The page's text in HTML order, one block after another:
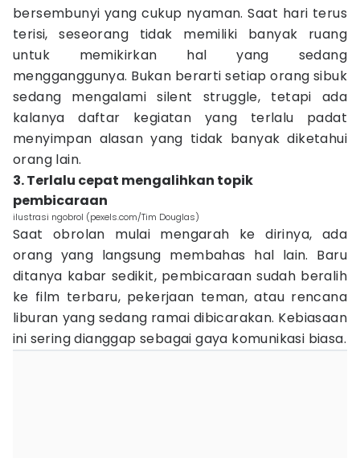
bersembunyi yang cukup nyaman. Saat hari terus
terisi, seseorang tidak memiliki banyak ruang
untuk memikirkan hal yang sedang
mengganggunya. Bukan berarti setiap orang sibuk
sedang mengalami silent struggle, tetapi ada
kalanya daftar kegiatan yang terlalu padat
menyimpan alasan yang tidak banyak diketahui
orang lain.
3. Terlalu cepat mengalihkan topik
pembicaraan
ilustrasi ngobrol (pexels.com/Tim Douglas)
Saat obrolan mulai mengarah ke dirinya, ada
orang yang langsung membahas hal lain. Baru
ditanya kabar sedikit, pembicaraan sudah beralih
ke film terbaru, pekerjaan teman, atau rencana
liburan yang sedang ramai dibicarakan. Kebiasaan
ini sering dianggap sebagai gaya komunikasi biasa.